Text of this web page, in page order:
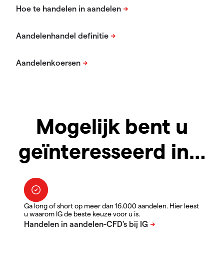
Mogelijk bent u
geïnteresseerd in…
Ga long of short op meer dan 16.000 aandelen. Hier leest
u waarom IG de beste keuze voor u is.